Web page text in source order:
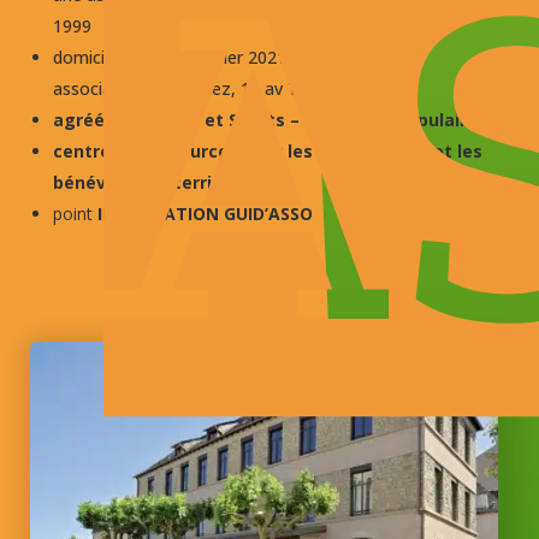
1999
domiciliée depuis janvier 2021 à la Maison des
associations de Rodez, 15 av Tarayre
agréée Jeunesse et Sports – Education Populaire
centre de ressources pour les associations et les
bénévoles du territoire
point INFORMATION GUID’ASSO